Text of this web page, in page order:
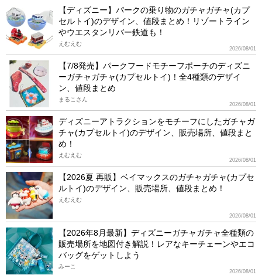
【ディズニー】パークの乗り物のガチャガチャ(カプ
セルトイ)のデザイン、値段まとめ！リゾートライン
やウエスタンリバー鉄道も！
2026/08/01
えむえむ
【7/8発売】パークフードモチーフポーチのディズニ
ーガチャガチャ(カプセルトイ)！全4種類のデザイ
ン、値段まとめ
2026/08/01
まるこさん
ディズニーアトラクションをモチーフにしたガチャガ
チャ(カプセルトイ)のデザイン、販売場所、値段まと
め！
2026/08/01
えむえむ
【2026夏 再販】ベイマックスのガチャガチャ(カプセ
ルトイ)のデザイン、販売場所、値段まとめ！
2026/08/01
えむえむ
【2026年8月最新】ディズニーガチャガチャ全種類の
販売場所を地図付き解説！レアなキーチェーンやエコ
バッグをゲットしよう
2026/08/01
みーこ